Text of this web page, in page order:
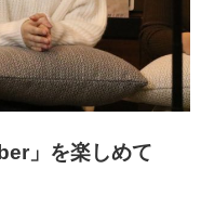
」を楽しめて